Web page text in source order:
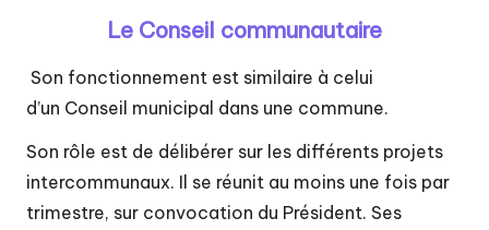
u
n
a
u
Le Conseil communautaire
Son fonctionnement est similaire à celui
d’un Conseil municipal dans une commune.
Son rôle est de délibérer sur les différents projets
intercommunaux. Il se réunit au moins une fois par
trimestre, sur convocation du Président. Ses